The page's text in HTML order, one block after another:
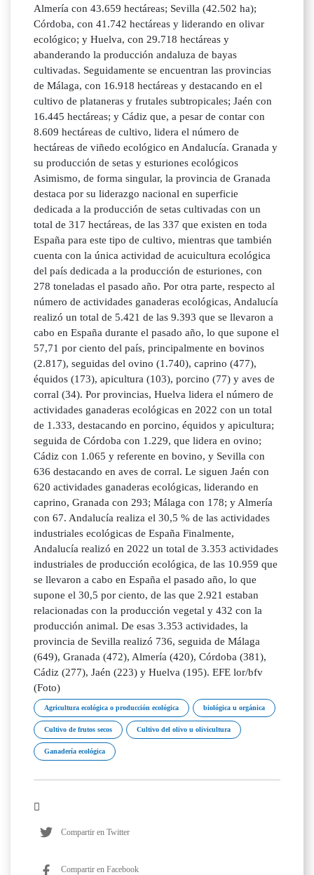
Almería con 43.659 hectáreas; Sevilla (42.502 ha);
Córdoba, con 41.742 hectáreas y liderando en olivar
ecológico; y Huelva, con 29.718 hectáreas y
abanderando la producción andaluza de bayas
cultivadas. Seguidamente se encuentran las provincias
de Málaga, con 16.918 hectáreas y destacando en el
cultivo de plataneras y frutales subtropicales; Jaén con
16.445 hectáreas; y Cádiz que, a pesar de contar con
8.609 hectáreas de cultivo, lidera el número de
hectáreas de viñedo ecológico en Andalucía. Granada y
su producción de setas y esturiones ecológicos
Asimismo, de forma singular, la provincia de Granada
destaca por su liderazgo nacional en superficie
dedicada a la producción de setas cultivadas con un
total de 317 hectáreas, de las 337 que existen en toda
España para este tipo de cultivo, mientras que también
cuenta con la única actividad de acuicultura ecológica
del país dedicada a la producción de esturiones, con
278 toneladas el pasado año. Por otra parte, respecto al
número de actividades ganaderas ecológicas, Andalucía
realizó un total de 5.421 de las 9.393 que se llevaron a
cabo en España durante el pasado año, lo que supone el
57,71 por ciento del país, principalmente en bovinos
(2.817), seguidas del ovino (1.740), caprino (477),
équidos (173), apicultura (103), porcino (77) y aves de
corral (34). Por provincias, Huelva lidera el número de
actividades ganaderas ecológicas en 2022 con un total
de 1.333, destacando en porcino, équidos y apicultura;
seguida de Córdoba con 1.229, que lidera en ovino;
Cádiz con 1.065 y referente en bovino, y Sevilla con
636 destacando en aves de corral. Le siguen Jaén con
620 actividades ganaderas ecológicas, liderando en
caprino, Granada con 293; Málaga con 178; y Almería
con 67. Andalucía realiza el 30,5 % de las actividades
industriales ecológicas de España Finalmente,
Andalucía realizó en 2022 un total de 3.353 actividades
industriales de producción ecológica, de las 10.959 que
se llevaron a cabo en España el pasado año, lo que
supone el 30,5 por ciento, de las que 2.921 estaban
relacionadas con la producción vegetal y 432 con la
producción animal. De esas 3.353 actividades, la
provincia de Sevilla realizó 736, seguida de Málaga
(649), Granada (472), Almería (420), Córdoba (381),
Cádiz (277), Jaén (223) y Huelva (195). EFE lor/bfv
(Foto)
Agricultura ecológica o producción ecológica biológica u orgánica
Cultivo de frutos secos Cultivo del olivo u olivicultura
Ganadería ecológica
Compartir en Twitter
Compartir en Facebook